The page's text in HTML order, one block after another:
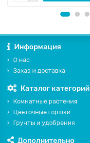
Информация
О нас
Заказ и доставка
Каталог категорий
Комнатные растения
Цветочные горшки
Грунты и удобрения
Дополнительно